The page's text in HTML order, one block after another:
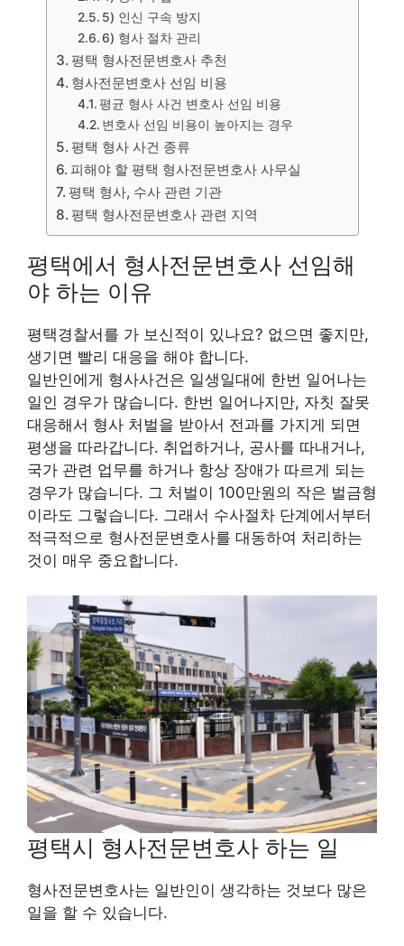
5) 인신 구속 방지
6) 형사 절차 관리
평택 형사전문변호사 추천
형사전문변호사 선임 비용
평균 형사 사건 변호사 선임 비용
변호사 선임 비용이 높아지는 경우
평택 형사 사건 종류
피해야 할 평택 형사전문변호사 사무실
평택 형사, 수사 관련 기관
평택 형사전문변호사 관련 지역
평택에서 형사전문변호사 선임해
야 하는 이유
평택경찰서를 가 보신적이 있나요? 없으면 좋지만,
생기면 빨리 대응을 해야 합니다.
일반인에게 형사사건은 일생일대에 한번 일어나는
일인 경우가 많습니다. 한번 일어나지만, 자칫 잘못
대응해서 형사 처벌을 받아서 전과를 가지게 되면
평생을 따라갑니다. 취업하거나, 공사를 따내거나,
국가 관련 업무를 하거나 항상 장애가 따르게 되는
경우가 많습니다. 그 처벌이 100만원의 작은 벌금형
이라도 그렇습니다. 그래서 수사절차 단계에서부터
적극적으로 형사전문변호사를 대동하여 처리하는
것이 매우 중요합니다.
평택시 형사전문변호사 하는 일
형사전문변호사는 일반인이 생각하는 것보다 많은
일을 할 수 있습니다.